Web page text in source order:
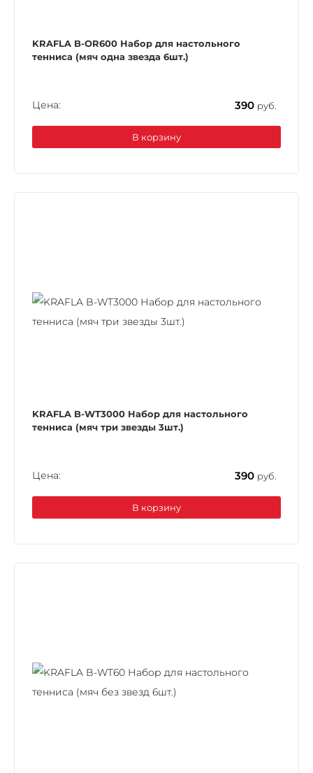
KRAFLA B-OR600 Набор для настольного
тенниса (мяч одна звезда 6шт.)
Цена: 390 руб.
В корзину
KRAFLA B-WT3000 Набор для настольного
тенниса (мяч три звезды 3шт.)
Цена: 390 руб.
В корзину